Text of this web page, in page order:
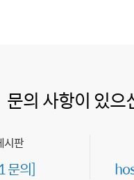
문의 사항이 있으
시판
문의]